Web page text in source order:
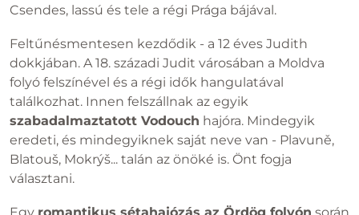
Csendes, lassú és tele a régi Prága bájával.
Feltűnésmentesen kezdődik - a 12 éves Judith
dokkjában. A 18. századi Judit városában a Moldva
folyó felszínével és a régi idők hangulatával
találkozhat. Innen felszállnak az egyik
szabadalmaztatott Vodouch hajóra. Mindegyik
eredeti, és mindegyiknek saját neve van - Plavuně,
Blatouš, Mokrýš... talán az önöké is. Önt fogja
választani.